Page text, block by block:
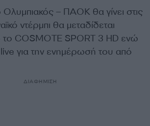
Ολυμπιακός – ΠΑΟΚ θα γίνει στις
ντέρμπι θα μεταδίδεται
το COSMOTE SPORT 3 HD ενώ
live για την ενημέρωσή του από
ΔΙΑΦΗΜΙΣΗ